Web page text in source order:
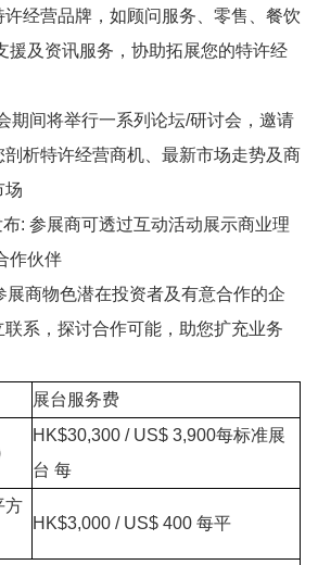
经营品牌，如顾问服务、零售、餐饮
援及资讯服务，协助拓展您的特许经
期间将举行一系列论坛/研讨会，邀请
析特许经营商机、最新市场走势及商
场
: 参展商可透过互动活动展示商业理
作伙伴
展商物色潜在投资者及有意合作的企
系，探讨合作可能，助您扩充业务
展台服务费
HK$30,300 / US$ 3,900每标准展
台 每
方
HK$3,000 / US$ 400 每平